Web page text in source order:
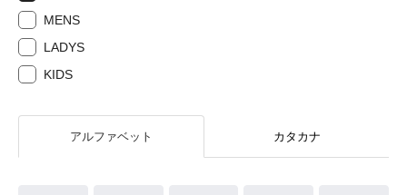
MENS
LADYS
KIDS
アルファベット カタカナ